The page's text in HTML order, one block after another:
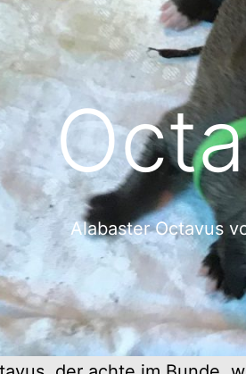
Alabaster Octavus